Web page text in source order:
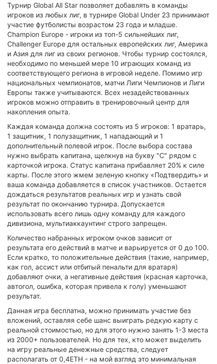
Турнир Global All Star позволяет добавлять в команды
игроков из любых лиг, в турнире Global Under 23 принимают
участие футболисты возрастом 23 года и младше.
Champion Europe - игроки из топ-5 сильнейших лиг,
Challenger Europe для остальных европейских лиг, Америка
и Азия для лиг из своих регионов. Чтобы турнир состоялся,
необходимо по меньшей мере 10 играющих команд из
соответствующего региона в игровой неделе. Помимо игр
национальных чемпионатов, матчи Лиги Чемпионов и Лиги
Европы также учитываются. Всех незадействованных
игроков можно отправить в тренировочный центр для
накопления опыта.
Каждая команда должна состоять из 5 игроков: 1 вратарь,
1 защитник, 1 полузащитник, 1 нападающий и 1
дополнительный полевой игрок. После выбора состава
нужно выбрать капитана, щелкнув на букву "C" рядом с
карточкой игрока. Статус капитана прибавляет 20% к силе
карты. После этого жмем зеленую кнопку «Подтвердить» и
ваша команда добавляется в список участников. Остается
дождаться результатов реальных игр и узнать свой
результат по окончанию турнира. Допускается
использовать всего лишь одну команду для каждого
дивизиона, мультиаккаунтинг строго запрещен.
Количество набранных игроком очков зависит от
результата его действий в матче и варьируется от 0 до 100.
Если кратко, то положительные действия (такие, например,
как гол, ассист или отбитый пенальти для вратаря)
добавляют очки, а негативные действия (красная карточка,
автогол, ошибка, которая привела к голу) уменьшают
результат.
Данная игра бесплатна, можно принимать участие без
вложений, оставляя себе шанс выиграть редкую карту с
реальной стоимостью, но для этого нужно занять 1-3 места
из 2000+ пользователей. Но для тех, кто может выделить
на игру реальные денежные средства, следует
располагать от 0,4ETH - на мой взгляд это минимальная